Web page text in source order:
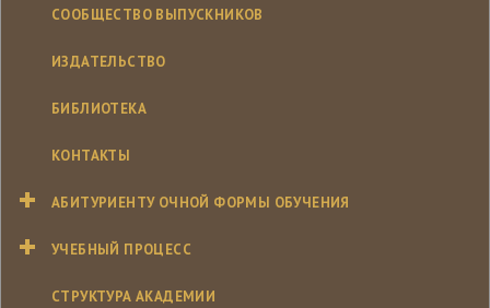
СООБЩЕСТВО ВЫПУСКНИКОВ
ИЗДАТЕЛЬСТВО
БИБЛИОТЕКА
КОНТАКТЫ
АБИТУРИЕНТУ ОЧНОЙ ФОРМЫ ОБУЧЕНИЯ
УЧЕБНЫЙ ПРОЦЕСС
СТРУКТУРА АКАДЕМИИ